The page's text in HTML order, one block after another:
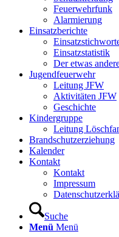
Feuerwehrfunk
Alarmierung
Einsatzberichte
Einsatzstatistik
Der etwas
Jugendfeuerwehr
Leitung JFW
Aktivitäten JFW
Geschichte
Kindergruppe
Leitung
Brandschutzerziehung
Kalender
Kontakt
Kontakt
Impressum
Suche
Menü Menü